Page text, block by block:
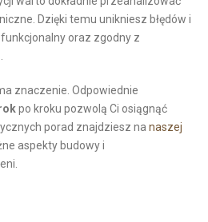
Dzięki temu unikniesz błędów i
oraz zgodny z
.
znaczenie. Odpowiednie
po kroku pozwolą Ci osiągnąć
porad znajdziesz na naszej
aspekty budowy i